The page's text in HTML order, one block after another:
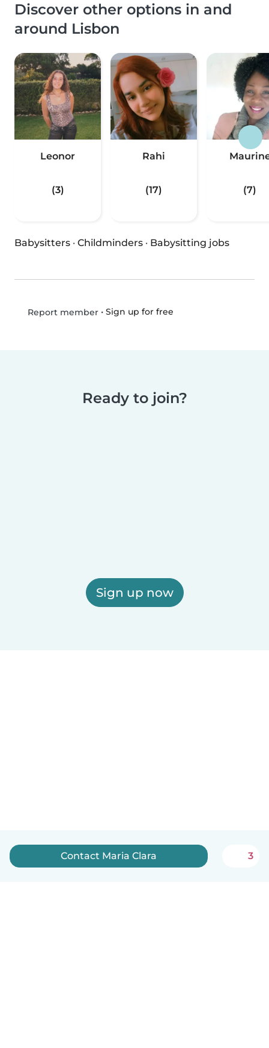
Discover other options in and
around Lisbon
Leonor
(3)
Rahi
(17) (7)
Babysitters · Childminders · Babysitting jobs
Report member• Sign up for free
Ready to join?
Sign up now
Contact Maria Clara 3